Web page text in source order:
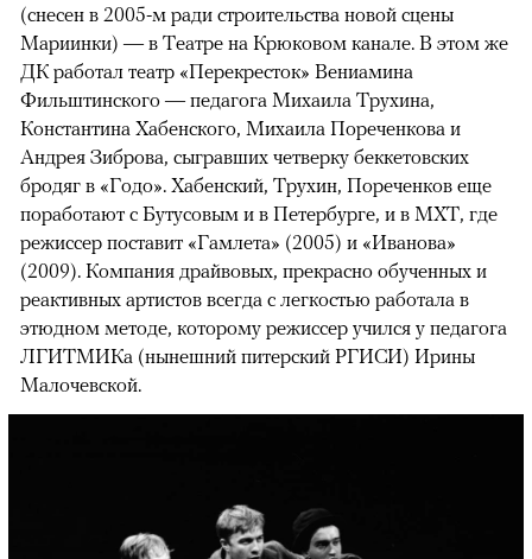
(снесен в 2005-м ради строительства новой сцены
Мариинки) — в Театре на Крюковом канале. В этом же
ДК работал театр «Перекресток» Вениамина
Фильштинского — педагога Михаила Трухина,
Константина Хабенского, Михаила Пореченкова и
Андрея Зиброва, сыгравших четверку беккетовских
бродяг в «Годо». Хабенский, Трухин, Пореченков еще
поработают с Бутусовым и в Петербурге, и в МХТ, где
режиссер поставит «Гамлета» (2005) и «Иванова»
(2009). Компания драйвовых, прекрасно обученных и
реактивных артистов всегда с легкостью работала в
этюдном методе, которому режиссер учился у педагога
ЛГИТМИКа (нынешний питерский РГИСИ) Ирины
Малочевской.